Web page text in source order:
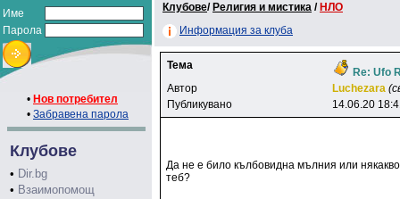
Име
Парола
• Нов потребител
• Забравена парола
Клубове
• Dir.bg
• Взаимопомощ
Клубове/ Религия и мистика / НЛО
Информация за клуба
Тема
Re: Ufo
Автор
Luchezara
Публикувано
14.06.20
Да не е било кълбовидна мълния или
теб?